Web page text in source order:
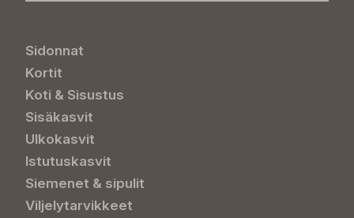
Sidonnat
Kortit
Koti & Sisustus
Sisäkasvit
Ulkokasvit
Istutuskasvit
Siemenet & sipulit
Viljelytarvikkeet